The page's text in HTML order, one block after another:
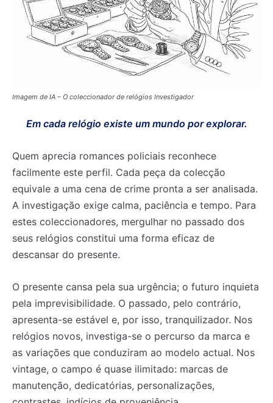
Registe-se na nossa lista de correio e receba mensalmente
no seu email os artigos do mês transacto, ilustrações e
novidades.Insira o seu endereço de email e clique para
subscrever:
Registe-se na nossa lista de correio e receba mensalmente
no seu email os artigos do mês transacto, ilustrações e
novidades.Insira o seu endereço de email e clique para
subscrever:
Imagem de IA – O coleccionador de relógios Investigador
Em cada relógio existe um mundo por explorar.
Quem aprecia romances policiais reconhece
facilmente este perfil. Cada peça da colecção
equivale a uma cena de crime pronta a ser analisada.
A investigação exige calma, paciência e tempo. Para
estes coleccionadores, mergulhar no passado dos
seus relógios constitui uma forma eficaz de
descansar do presente.
O presente cansa pela sua urgência; o futuro inquieta
pela imprevisibilidade. O passado, pelo contrário,
apresenta-se estável e, por isso, tranquilizador. Nos
relógios novos, investiga-se o percurso da marca e
as variações que conduziram ao modelo actual. Nos
vintage, o campo é quase ilimitado: marcas de
manutenção, dedicatórias, personalizações,